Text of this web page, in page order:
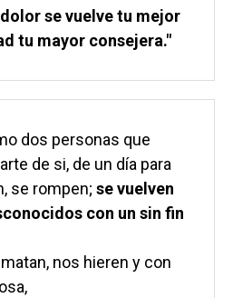
se vuelve tu mejor
tu mayor consejera."
dos personas que
de si, de un día para
se rompen; se vuelven
con un sin fin
nos hieren y con